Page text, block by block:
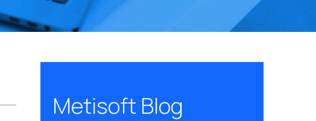
Metisoft Blog